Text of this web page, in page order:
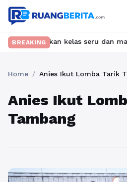
BREAKINGkelas seru dan materi
Home / Anies Ikut Lomba Tarik
Anies Ikut
Tambang